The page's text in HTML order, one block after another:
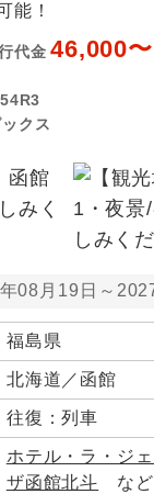
能！
代金 46,000
ックス
08月19日～
福島県
北海道／函館
往復：列車
ホテル・ラ・ジ
ザ函館北斗 など